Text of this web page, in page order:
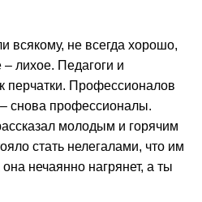
всякому, не всегда хорошо,
лихое. Педагоги и
перчатки. Профессионалов
снова профессионалы.
молодым и горячим
стать нелегалами, что им
нечаянно нагрянет, а ты